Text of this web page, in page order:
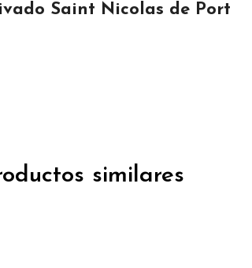
Saint Nicolas de Port
similares